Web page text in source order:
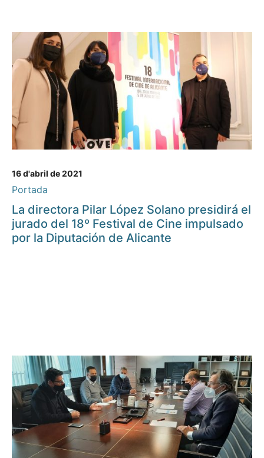
16 d'abril de 2021
Portada
La directora Pilar López Solano presidirá el
jurado del 18º Festival de Cine impulsado
por la Diputación de Alicante